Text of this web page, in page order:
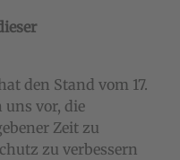
den Stand vom 17.
uns vor, die
Zeit zu
zu verbessern